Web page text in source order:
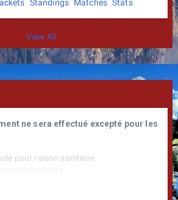
Standings Matches Stats
View All
ne sera effectué excepté pour les
pour raison sanitaire
revendre votre place, la plupart